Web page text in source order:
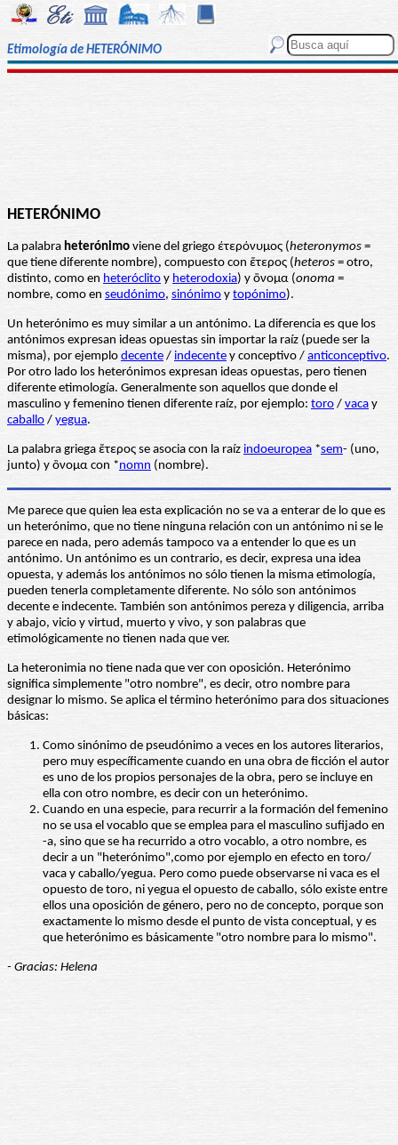
Etimología de HETERÓNIMO
HETERÓNIMO
La palabra heterónimo viene del griego έτερόνυμος (heteronymos =
que tiene diferente nombre), compuesto con ἕτερος (heteros = otro,
distinto, como en heteróclito y heterodoxia) y ὂνομα (onoma =
nombre, como en seudónimo, sinónimo y topónimo).
Un heterónimo es muy similar a un antónimo. La diferencia es que los
antónimos expresan ideas opuestas sin importar la raíz (puede ser la
misma), por ejemplo decente / indecente y conceptivo / anticonceptivo.
Por otro lado los heterónimos expresan ideas opuestas, pero tienen
diferente etimología. Generalmente son aquellos que donde el
masculino y femenino tienen diferente raíz, por ejemplo: toro / vaca y
caballo / yegua.
La palabra griega ἕτερος se asocia con la raíz indoeuropea *sem- (uno,
junto) y ὂνομα con *nomn (nombre).
Me parece que quien lea esta explicación no se va a enterar de lo que es
un heterónimo, que no tiene ninguna relación con un antónimo ni se le
parece en nada, pero además tampoco va a entender lo que es un
antónimo. Un antónimo es un contrario, es decir, expresa una idea
opuesta, y además los antónimos no sólo tienen la misma etimología,
pueden tenerla completamente diferente. No sólo son antónimos
decente e indecente. También son antónimos pereza y diligencia, arriba
y abajo, vicio y virtud, muerto y vivo, y son palabras que
etimológicamente no tienen nada que ver.
La heteronimia no tiene nada que ver con oposición. Heterónimo
significa simplemente "otro nombre", es decir, otro nombre para
designar lo mismo. Se aplica el término heterónimo para dos situaciones
básicas:
Como sinónimo de pseudónimo a veces en los autores literarios,
pero muy específicamente cuando en una obra de ficción el autor
es uno de los propios personajes de la obra, pero se incluye en
ella con otro nombre, es decir con un heterónimo.
Cuando en una especie, para recurrir a la formación del femenino
no se usa el vocablo que se emplea para el masculino sufijado en
-a, sino que se ha recurrido a otro vocablo, a otro nombre, es
decir a un "heterónimo",como por ejemplo en efecto en toro/
vaca y caballo/yegua. Pero como puede observarse ni vaca es el
opuesto de toro, ni yegua el opuesto de caballo, sólo existe entre
ellos una oposición de género, pero no de concepto, porque son
exactamente lo mismo desde el punto de vista conceptual, y es
que heterónimo es básicamente "otro nombre para lo mismo".
- Gracias: Helena